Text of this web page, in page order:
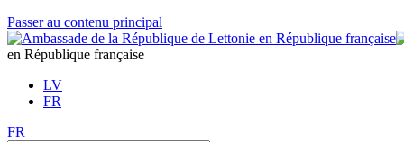
Passer au contenu principal
en République française
LV
FR
FR